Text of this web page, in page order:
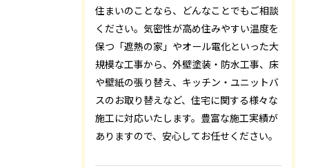
住まいのことなら、どんなことでもご相談
ください。気密性が高め住みやすい温度を
保つ「遮熱の家」やオール電化といった大
規模な工事から、外壁塗装・防水工事、床
や壁紙の張り替え、キッチン・ユニットバ
スのお取り替えなど、住宅に関する様々な
施工に対応いたします。豊富な施工実績が
ありますので、安心してお任せください。